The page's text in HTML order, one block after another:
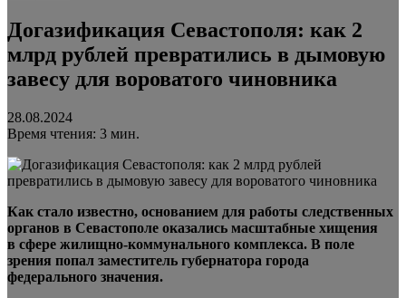
Догазификация Севастополя: как 2
млрд рублей превратились в дымовую
завесу для вороватого чиновника
28.08.2024
Время чтения: 3 мин.
Как стало известно, основанием для работы следственных
органов в Севастополе оказались масштабные хищения
в сфере жилищно-коммунального комплекса. В поле
зрения попал заместитель губернатора города
федерального значения.